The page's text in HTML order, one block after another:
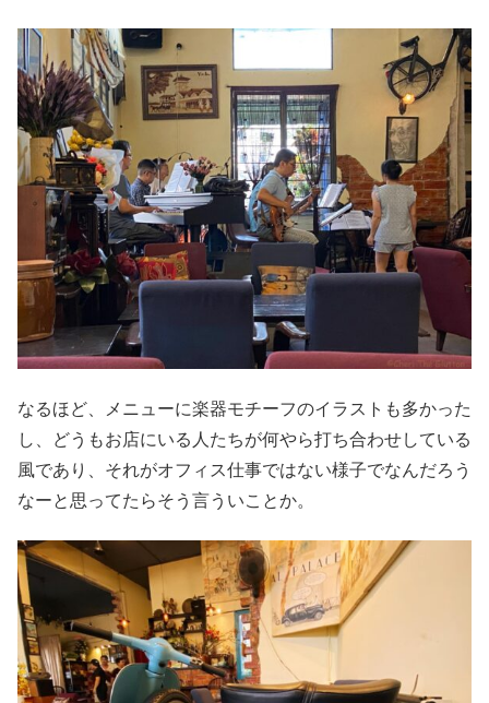
なるほど、メニューに楽器モチーフのイラストも多かった
し、どうもお店にいる人たちが何やら打ち合わせしている
風であり、それがオフィス仕事ではない様子でなんだろう
なーと思ってたらそう言ういことか。